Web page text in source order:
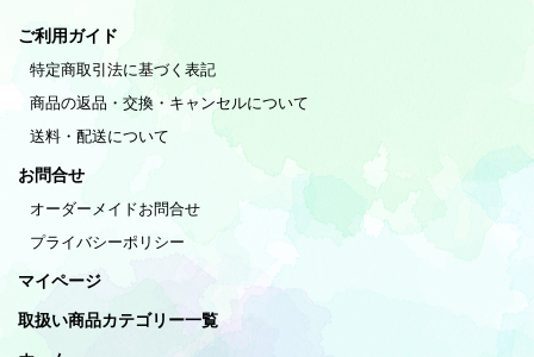
ご利用ガイド
特定商取引法に基づく表記
商品の返品・交換・キャンセルについて
送料・配送について
お問合せ
オーダーメイドお問合せ
プライバシーポリシー
マイページ
取扱い商品カテゴリー一覧